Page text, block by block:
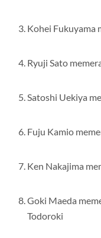
Kohei Fukuyama
Ryuji Sato
Satoshi Uekiya
Fuju Kamio
Ken Nakajima
Goki Maeda
Todoroki